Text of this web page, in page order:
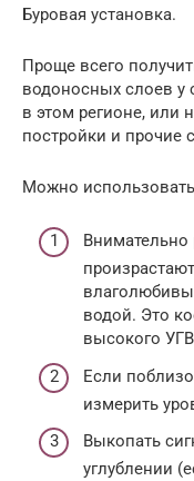
Буровая установка.
Проще всего
водоносных слоев у
в этом регионе, или
постройки и прочие
Можно
Внимательно
водой. Это
высокого
Если
измерить
Выкопать
углублении